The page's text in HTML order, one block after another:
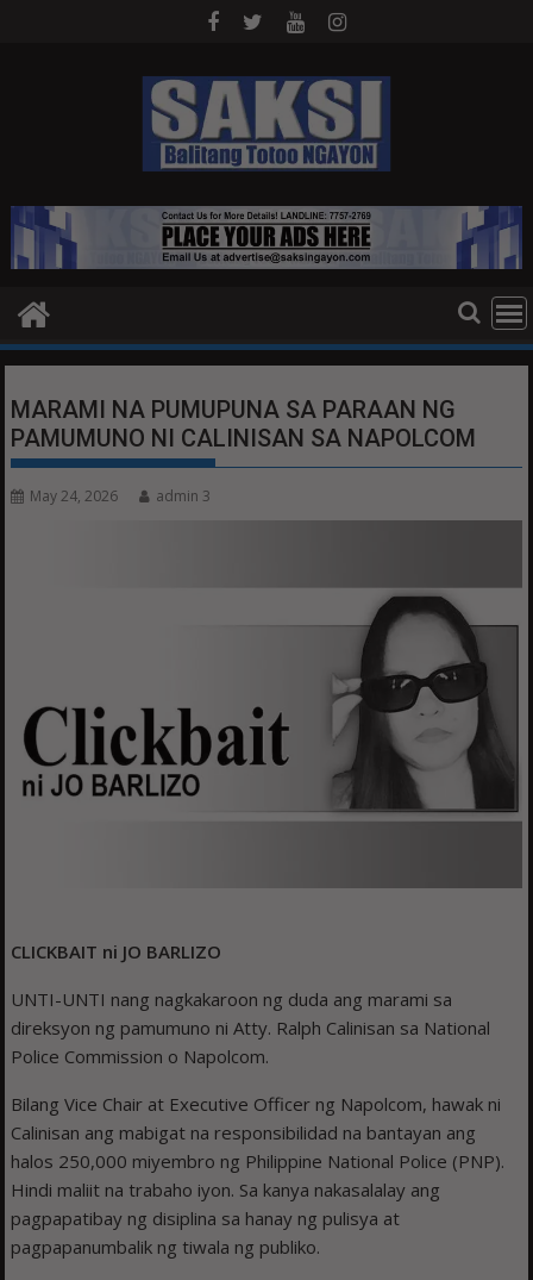
MARAMI NA PUMUPUNA SA PARAAN NG
PAMUMUNO NI CALINISAN SA NAPOLCOM
May 24, 2026 admin 3
CLICKBAIT ni JO BARLIZO
UNTI-UNTI nang nagkakaroon ng duda ang marami sa
direksyon ng pamumuno ni Atty. Ralph Calinisan sa National
Police Commission o Napolcom.
Bilang Vice Chair at Executive Officer ng Napolcom, hawak ni
Calinisan ang mabigat na responsibilidad na bantayan ang
halos 250,000 miyembro ng Philippine National Police (PNP).
Hindi maliit na trabaho iyon. Sa kanya nakasalalay ang
pagpapatibay ng disiplina sa hanay ng pulisya at
pagpapanumbalik ng tiwala ng publiko.